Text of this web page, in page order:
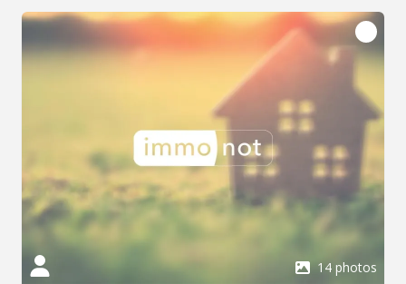
service sur le jardin, débarras, cave et garage. Chalet en
bois, serre. Jardin clos et arboré 896m². Les informations
sur les risques auxquels ce bien est exposé sont
disponibles sur le site Géorisques : www. georisques.
gouv. fr Consultez nos tarifs : glr-vendome.notaires.fr
14 photos